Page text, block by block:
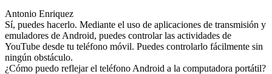
Antonio Enriquez
Sí, puedes hacerlo. Mediante el uso de aplicaciones de transmisión y
emuladores de Android, puedes controlar las actividades de
YouTube desde tu teléfono móvil. Puedes controlarlo fácilmente sin
ningún obstáculo.
¿Cómo puedo reflejar el teléfono Android a la computadora portátil?